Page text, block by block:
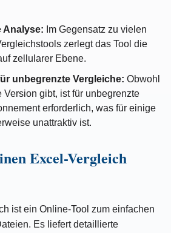
Analyse: Im Gegensatz zu vielen
zerlegt das Tool die
zellularer Ebene.
unbegrenzte Vergleiche: Obwohl
Version gibt, ist für unbegrenzte
erforderlich, was für einige
unattraktiv ist.
Excel-Vergleich
ist ein Online-Tool zum einfachen
Es liefert detaillierte